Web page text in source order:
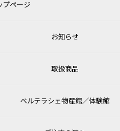
プページ
お知らせ
取扱商品
ベルテラシェ物産館／体験館